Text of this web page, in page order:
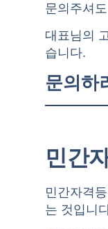
문의주셔
대표님의
습니다.
문의하
민간
민간자격
는 것입니